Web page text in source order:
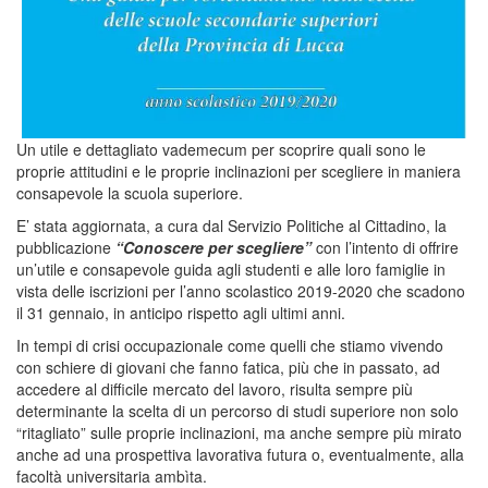
Un utile e dettagliato vademecum per scoprire quali sono le
proprie attitudini e le proprie inclinazioni per scegliere in maniera
consapevole la scuola superiore.
E’ stata aggiornata, a cura dal Servizio Politiche al Cittadino, la
pubblicazione “Conoscere per scegliere”con l’intento di offrire
un’utile e consapevole guida agli studenti e alle loro famiglie in
vista delle iscrizioni per l’anno scolastico 2019-2020 che scadono
il 31 gennaio, in anticipo rispetto agli ultimi anni.
In tempi di crisi occupazionale come quelli che stiamo vivendo
con schiere di giovani che fanno fatica, più che in passato, ad
accedere al difficile mercato del lavoro, risulta sempre più
determinante la scelta di un percorso di studi superiore non solo
“ritagliato” sulle proprie inclinazioni, ma anche sempre più mirato
anche ad una prospettiva lavorativa futura o, eventualmente, alla
facoltà universitaria ambìta.